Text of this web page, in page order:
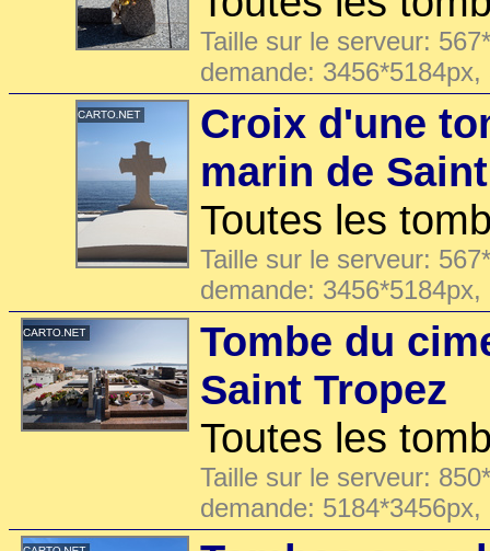
Taille sur le serveur:
demande:
Croix d'une
marin de
Toutes les
Taille sur le serveur:
demande:
Tombe du
Saint Tropez
Toutes les
Taille sur le serveur:
demande: